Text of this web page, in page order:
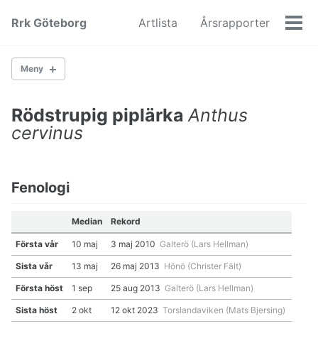
navigation
Rrk Göteborg Artlista Årsrapporter
Meny
Gäss
Änder
Måsfåglar
Lommar
Hackspettar
Falkar
Rörsångare
Sylvior
Rödstrupig piplärka Anthus
cervinus
Fenologi
Median Rekord
Första vår 10 maj 3 maj 2010 Galterö (Lars Hellman)
Sista vår 13 maj 26 maj 2013 Hönö (Christer Fält)
Första höst 1 sep 25 aug 2013 Galterö (Lars Hellman)
Sista höst 2 okt 12 okt 2023 Torslandaviken (Mats Bjersing)